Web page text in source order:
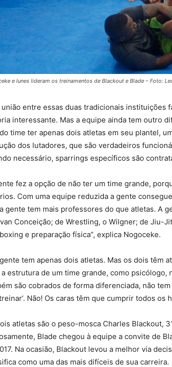
e Iunes lideram os treinamentos de Blackout e Blade – Foto:
união entre essas duas tradicionais instituições
interessante. Mas a equipe ainda tem outro
time ter apenas dois atletas em seu plantel,
dos lutadores, que são verdadeiros
necessário, sparrings específicos são
fez a opção de não ter um time grande,
Com uma equipe reduzida a gente
gente tem mais professores do que atletas. A
Conceição; de Wrestling, o Wilgner; de Jiu-
e preparação física”, explica Nogoceke.
gente tem apenas dois atletas. Mas os dois têm
estrutura de um time grande, como
são cobrados de forma diferenciada, não
Não! Os caras têm que cumprir todos os
atletas são o peso-mosca Charles Blackout,
Blade chegou à equipe a convite de
Na ocasião, Blackout levou a melhor via
como uma das mais difíceis de sua carreira.